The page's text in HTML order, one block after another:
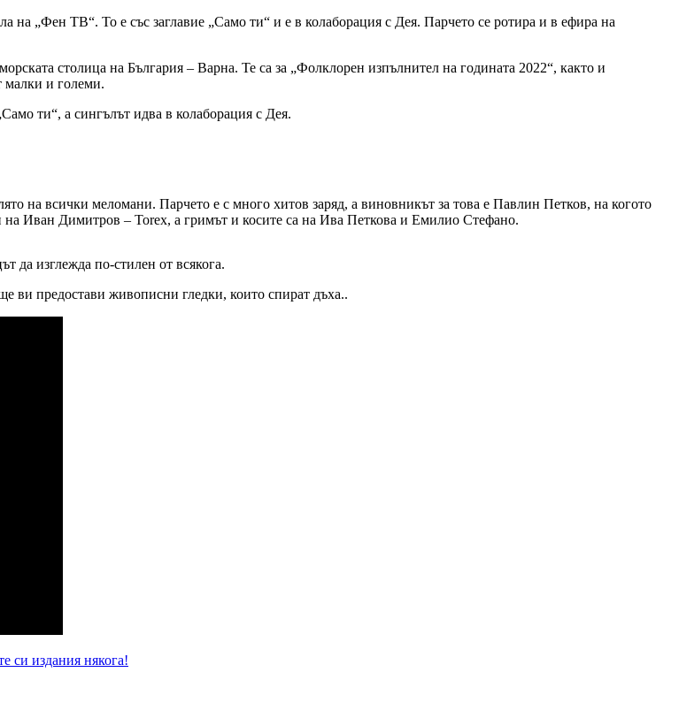
на „Фен ТВ“. То е със заглавие „Само ти“ и е в колаборация с Дея. Парчето се ротира и в ефира на
столица на България – Варна. Те са за „Фолклорен изпълнител на годината 2022“, както и
малки и големи.
ти“, а сингълът идва в колаборация с Дея.
на всички меломани. Парчето е с много хитов заряд, а виновникът за това е Павлин Петков, на когото
на Иван Димитров – Torex, а гримът и косите са на Ива Петкова и Емилио Стефано.
да изглежда по-стилен от всякога.
ви предостави живописни гледки, които спират дъха..
си издания някога!